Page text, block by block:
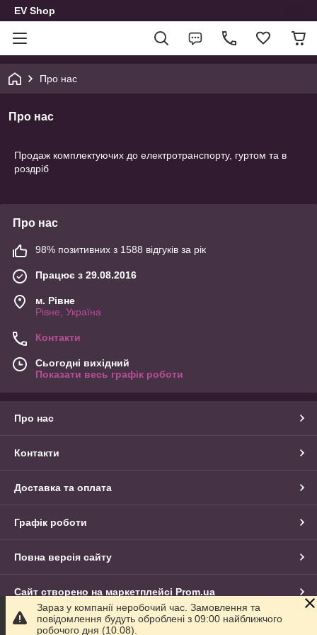
EV Shop
Про нас
Про нас
Продаж комплектуючих до електротранспорту, гуртом та в
роздріб
Про нас
98% позитивних з 1588 відгуків за рік
Працює з 29.08.2016
м. Рівне
Рівне, Україна
Контакти
Сьогодні вихідний
Показати весь графік роботи
Про нас
Контакти
Доставка та оплата
Графік роботи
Повна версія сайту
Сайт створено на маркетплейсі Prom.ua
Політика конфіденційності
Зараз у компанії неробочий час. Замовлення та
повідомлення будуть оброблені з 09:00 найближчого
робочого дня (10.08).